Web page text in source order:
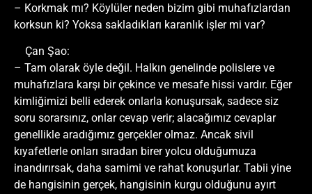
– Korkmak mı? Köylüler neden bizim gibi muhafızlardan
korksun ki? Yoksa sakladıkları karanlık işler mi var?
Çan Şao:
– Tam olarak öyle değil. Halkın genelinde polislere ve
muhafızlara karşı bir çekince ve mesafe hissi vardır. Eğer
kimliğimizi belli ederek onlarla konuşursak, sadece siz
soru sorarsınız, onlar cevap verir; alacağımız cevaplar
genellikle aradığımız gerçekler olmaz. Ancak sivil
kıyafetlerle onları sıradan birer yolcu olduğumuza
inandırırsak, daha samimi ve rahat konuşurlar. Tabii yine
de hangisinin gerçek, hangisinin kurgu olduğunu ayırt